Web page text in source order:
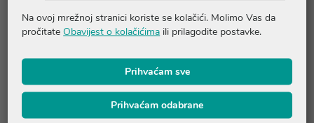
Veganski proizvod.
Upute o proizvodu
Pitanja i odgovori
Na ovoj mrežnoj stranici koriste se kolačići. Molimo Vas da
pročitate Obavijest o kolačićima ili prilagodite postavke.
Prihvaćam sve
Prihvaćam odabrane